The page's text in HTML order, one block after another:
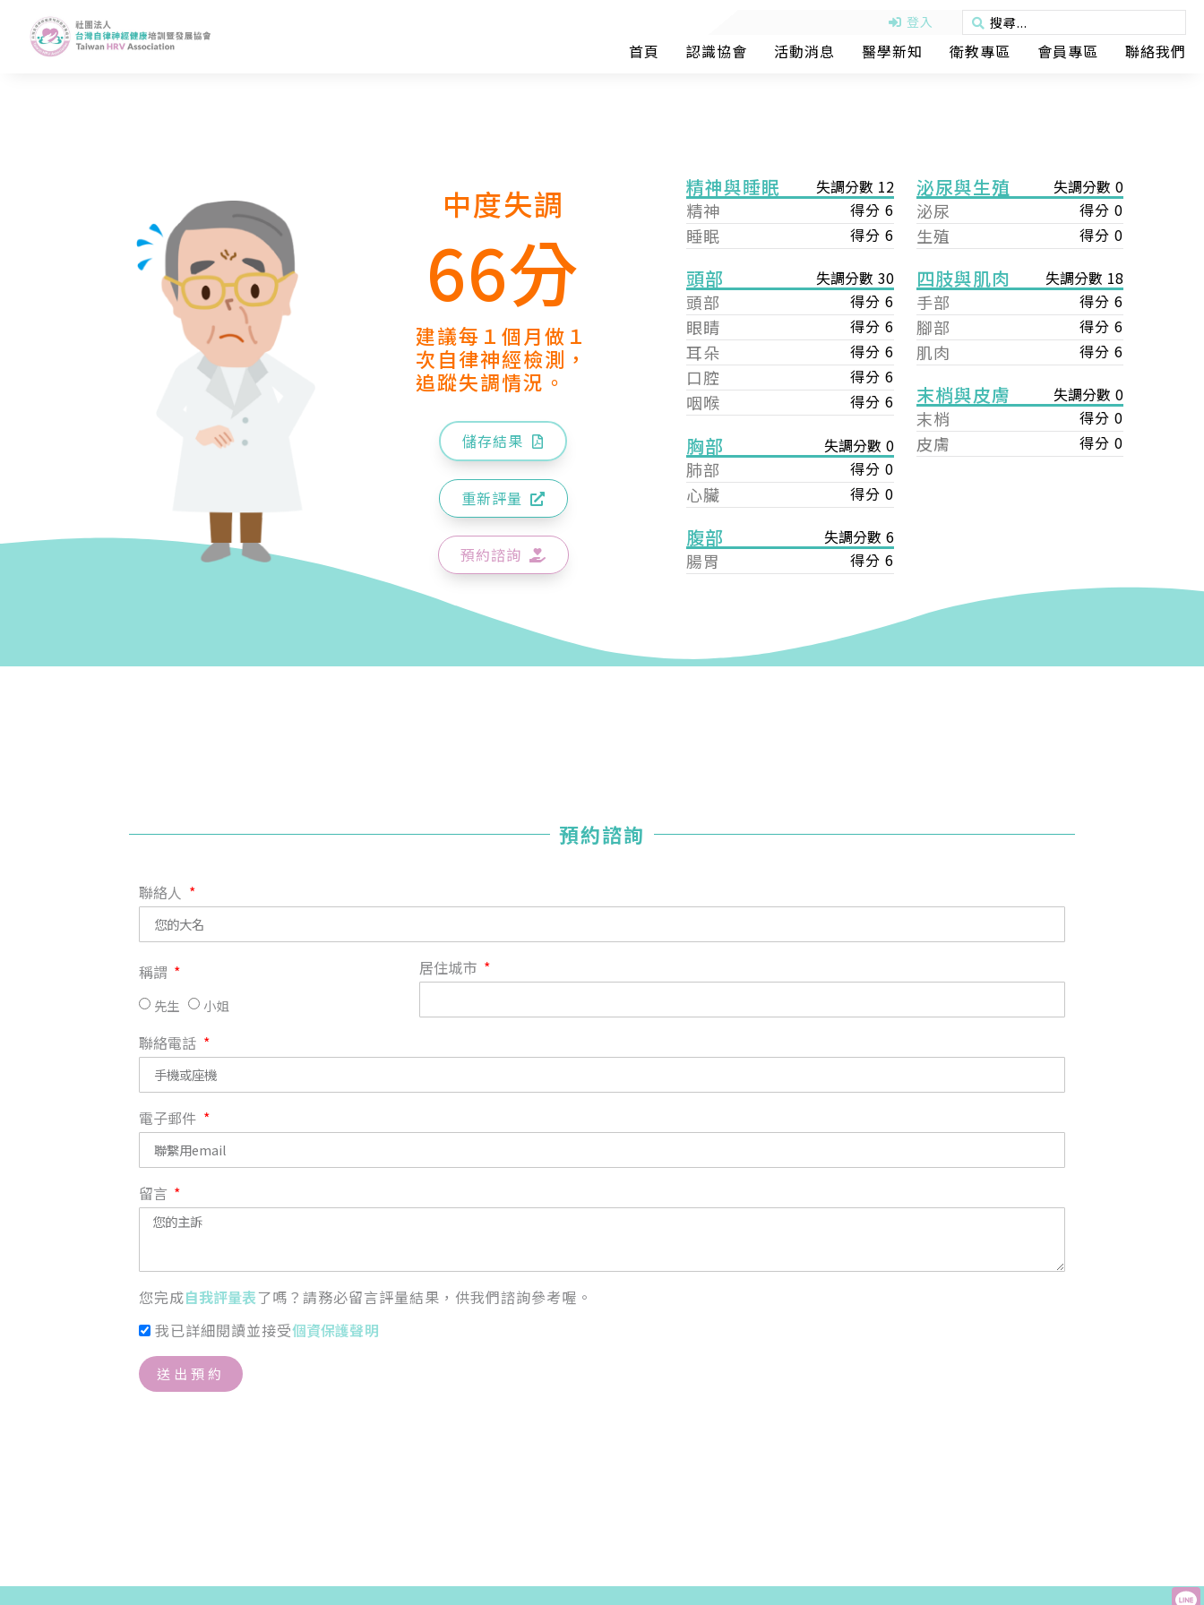
登入
首頁 認識協會 活動消息 醫學新知 衛教專區 會員專區 聯絡我們
中度失調
66分
建議每１個月做１
次自律神經檢測，
追蹤失調情況。
儲存結果
重新評量
預約諮詢
精神與睡眠 失調分數 12
精神 得分 6
睡眠 得分 6
頭部 失調分數 30
頭部 得分 6
眼睛 得分 6
耳朵 得分 6
口腔 得分 6
咽喉 得分 6
胸部 失調分數 0
肺部 得分 0
心臟 得分 0
腹部 失調分數 6
腸胃 得分 6
泌尿與生殖 失調分數 0
泌尿 得分 0
生殖 得分 0
四肢與肌肉 失調分數 18
手部 得分 6
腳部 得分 6
肌肉 得分 6
末梢與皮膚 失調分數 0
末梢 得分 0
皮膚 得分 0
預約諮詢
聯絡人
稱謂
先生 小姐
居住城市
聯絡電話
電子郵件
留言
您完成自我評量表了嗎？請務必留言評量結果，供我們諮詢參考喔。
我已詳細閱讀並接受個資保護聲明
送出預約
您好，您的會員申請，已成功送出，經本協會理事會審核
【會費】
入會費新臺幣1200元，於會員入會時繳納；常年會費1200
元，於每年度繳納。
戶名: 社團法人台灣自律神經健康培訓暨發展協會